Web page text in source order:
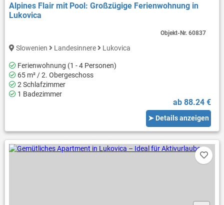
Alpines Flair mit Pool: Großzügige Ferienwohnung in
Lukovica
Slowenien Landesinnere Lukovica
Ferienwohnung (1 - 4 Personen)
65 m² / 2. Obergeschoss
2 Schlafzimmer
1 Badezimmer
ab 88.24 €
➤ Details anzeigen
Objekt-Nr.60837